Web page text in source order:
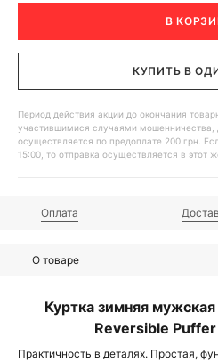
В
КУПИТЬ В
Период действия акции до окончания
участившимися случаями мошенничества,
осуществляется по предоплате 200 грн.
15:00, то отправка осуществляется в этот
Оплата
О товаре
Куртка зимняя
Reversible
Практичность в деталях. Простая,